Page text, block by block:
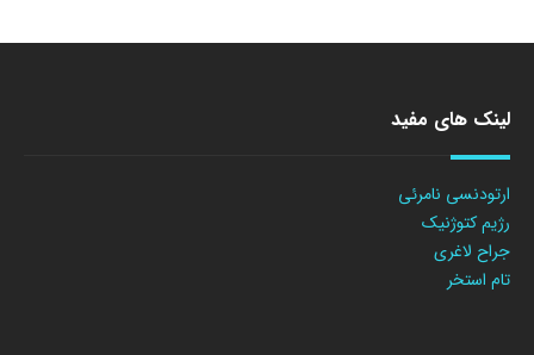
لینک های مفید
ارتودنسی نامرئی
رژیم کتوژنیک
جراح لاغری
تام استخر